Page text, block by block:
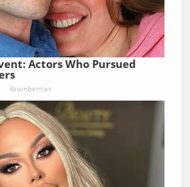
Actors Who Pursued
Brainberries